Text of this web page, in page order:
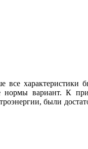
характеристики
нормы вариант. К
были